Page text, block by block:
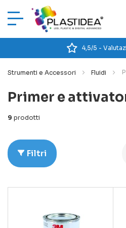
4,5/5 -
Strumenti e Accessori Fluidi
Primer e
9 prodotti
Filtri